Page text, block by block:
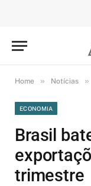
Home » Notícias »
ECONOMIA
Brasil
trimestre